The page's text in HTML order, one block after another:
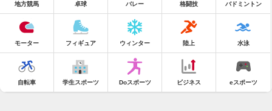
地方競馬 卓球 バレー 格闘技 バドミントン
モーター フィギュア ウィンター 陸上 水泳
自転車 学生スポーツ Doスポーツ ビジネス eスポーツ